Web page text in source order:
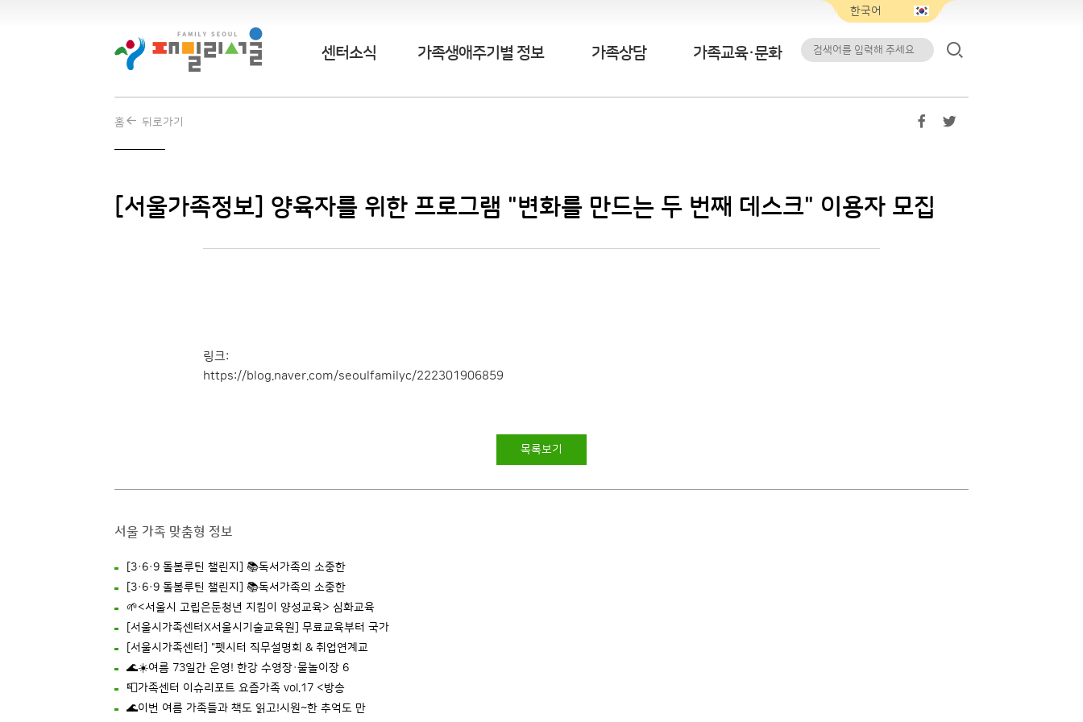
센터소식 가족생애주기별 정보 가족상담 가족교육·문화
홈 뒤로가기
[서울가족정보] 양육자를 위한 프로그램 "변화를 만드는 두 번째 데스크" 이용자 모집
링크:
https://blog.naver.com/seoulfamilyc/222301906859
목록보기
서울 가족 맞춤형 정보
[3·6·9 돌봄루틴 챌린지] 📚독서가족의 소중한
[3·6·9 돌봄루틴 챌린지] 📚독서가족의 소중한
🌱<서울시 고립은둔청년 지킴이 양성교육> 심화교육
[서울시가족센터X서울시기술교육원] 무료교육부터 국가
[서울시가족센터] "펫시터 직무설명회 & 취업연계교
🌊☀️여름 73일간 운영! 한강 수영장·물놀이장 6
📮가족센터 이슈리포트 요즘가족 vol.17 <방송
🌊이번 여름 가족들과 책도 읽고!시원~한 추억도 만